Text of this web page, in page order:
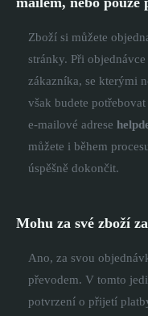
Zboží si můžete
stránky. Při
zákazníka, se kterými
však budete
e-mailové adrese
můžete i během
úspěšně dokončit.
Mohu za své zboží
Ano, za svou
převodem. V tomto
potvrzení o přijetí